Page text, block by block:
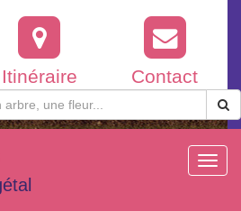
Itinéraire Contact